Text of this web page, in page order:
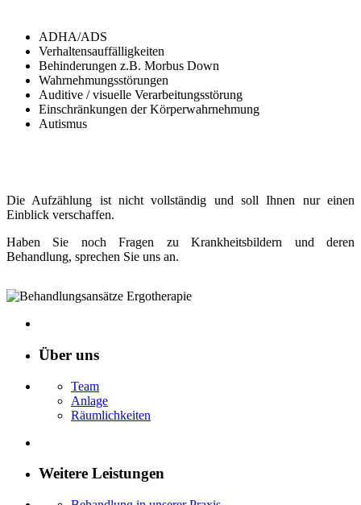
ADHA/ADS
Verhaltensauffälligkeiten
Behinderungen z.B. Morbus Down
Wahrnehmungsstörungen
Auditive / visuelle Verarbeitungsstörung
Einschränkungen der Körperwahrnehmung
Autismus
Die Aufzählung ist nicht vollständig und soll Ihnen nur einen
Einblick verschaffen.
Haben Sie noch Fragen zu Krankheitsbildern und deren
Behandlung, sprechen Sie uns an.
Über uns
Team
Anlage
Räumlichkeiten
Weitere Leistungen